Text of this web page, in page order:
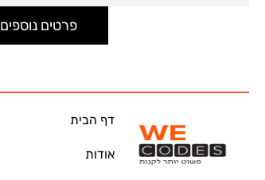
פרטים נוספים
דף הבית
אודות